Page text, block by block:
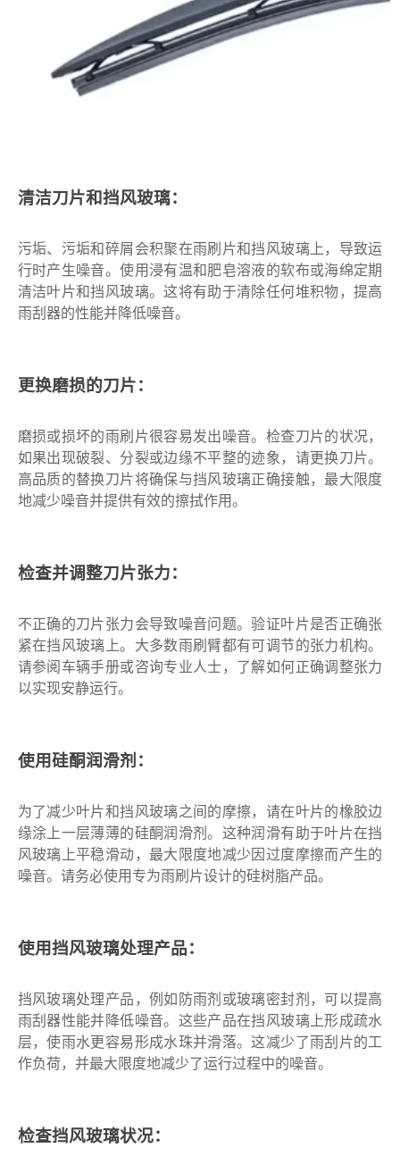
清洁刀片和挡风玻璃：
污垢、污垢和碎屑会积聚在雨刷片和挡风玻璃上，导致运
行时产生噪音。使用浸有温和肥皂溶液的软布或海绵定期
清洁叶片和挡风玻璃。这将有助于清除任何堆积物，提高
雨刮器的性能并降低噪音。
更换磨损的刀片：
磨损或损坏的雨刷片很容易发出噪音。检查刀片的状况，
如果出现破裂、分裂或边缘不平整的迹象，请更换刀片。
高品质的替换刀片将确保与挡风玻璃正确接触，最大限度
地减少噪音并提供有效的擦拭作用。
检查并调整刀片张力：
不正确的刀片张力会导致噪音问题。验证叶片是否正确张
紧在挡风玻璃上。大多数雨刷臂都有可调节的张力机构。
请参阅车辆手册或咨询专业人士，了解如何正确调整张力
以实现安静运行。
使用硅酮润滑剂：
为了减少叶片和挡风玻璃之间的摩擦，请在叶片的橡胶边
缘涂上一层薄薄的硅酮润滑剂。这种润滑有助于叶片在挡
风玻璃上平稳滑动，最大限度地减少因过度摩擦而产生的
噪音。请务必使用专为雨刷片设计的硅树脂产品。
使用挡风玻璃处理产品：
挡风玻璃处理产品，例如防雨剂或玻璃密封剂，可以提高
雨刮器性能并降低噪音。这些产品在挡风玻璃上形成疏水
层，使雨水更容易形成水珠并滑落。这减少了雨刮片的工
作负荷，并最大限度地减少了运行过程中的噪音。
检查挡风玻璃状况：